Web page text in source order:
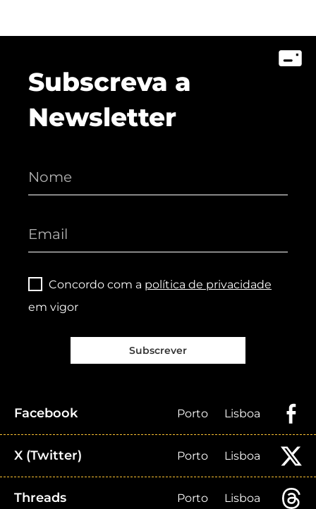
Subscreva a
Newsletter
Concordo com a política de privacidade
em vigor
Subscrever
Facebook Porto Lisboa
X (Twitter) Porto Lisboa
Threads Porto Lisboa